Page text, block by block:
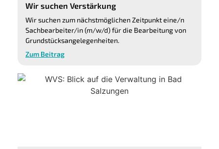
Wir suchen Verstärkung
Wir suchen zum nächstmöglichen Zeitpunkt eine/n
Sachbearbeiter/in (m/w/d) für die Bearbeitung von
Grundstücksangelegenheiten.
Zum Beitrag